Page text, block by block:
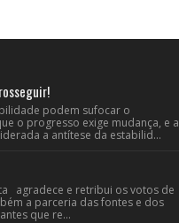
podem sufocar o
o progresso exige mudança, e a
a antítese da estabilid...
agradece e retribui os votos de
a parceria das fontes e dos
que re...